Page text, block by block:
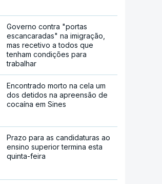
Governo contra "portas
escancaradas" na imigração,
mas recetivo a todos que
tenham condições para
trabalhar
Encontrado morto na cela um
dos detidos na apreensão de
cocaína em Sines
Prazo para as candidaturas ao
ensino superior termina esta
quinta-feira